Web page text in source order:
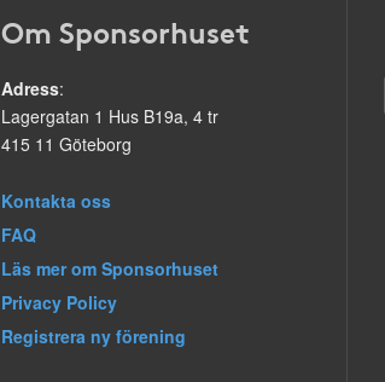
Om Sponsorhuset
Adress:
Lagergatan 1 Hus B19a, 4 tr
415 11 Göteborg
Kontakta oss
FAQ
Läs mer om Sponsorhuset
Privacy Policy
Registrera ny förening